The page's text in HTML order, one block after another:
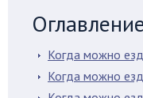
Когда можно
Когда можно